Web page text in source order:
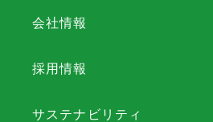
会社情報
採用情報
サステナビリティ